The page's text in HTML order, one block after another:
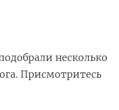
несколько
Присмотритесь